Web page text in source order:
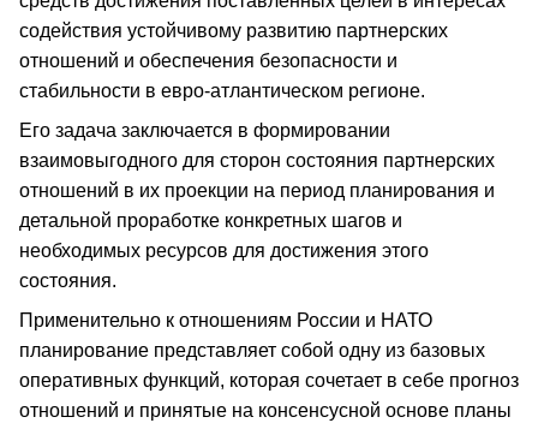
содействия устойчивому развитию партнерских
отношений и обеспечения безопасности и
стабильности в евро-атлантическом регионе.
Его задача заключается в формировании
взаимовыгодного для сторон состояния партнерских
отношений в их проекции на период планирования и
детальной проработке конкретных шагов и
необходимых ресурсов для достижения этого
состояния.
Применительно к отношениям России и НАТО
планирование представляет собой одну из базовых
оперативных функций, которая сочетает в себе прогноз
отношений и принятые на консенсусной основе планы